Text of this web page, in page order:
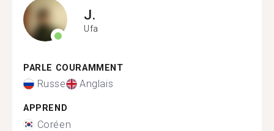
J.
Ufa
PARLE COURAMMENT
Russe Anglais
APPREND
Coréen